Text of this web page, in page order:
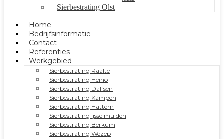
Sierbestrating Olst
Home
Bedrijfsinformatie
Contact
Referenties
Werkgebied
Sierbestrating Raalte
Sierbestrating Heino
Sierbestrating Dalfsen
Sierbestrating Kampen
Sierbestrating Hattem
Sierbestrating Ijsselmuiden
Sierbestrating Berkum
Sierbestrating Wezep